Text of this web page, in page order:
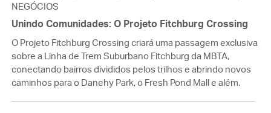
NEGÓCIOS
Unindo Comunidades: O Projeto Fitchburg Crossing
O Projeto Fitchburg Crossing criará uma passagem exclusiva
sobre a Linha de Trem Suburbano Fitchburg da MBTA,
conectando bairros divididos pelos trilhos e abrindo novos
caminhos para o Danehy Park, o Fresh Pond Mall e além.